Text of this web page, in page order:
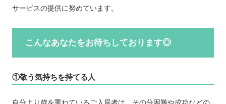
サービスの提供に努めています。
こんなあなたをお待ちしております◎
①敬う気持ちを持てる人
自分より歳を重ねているご入居者は、その分困難や成功などの